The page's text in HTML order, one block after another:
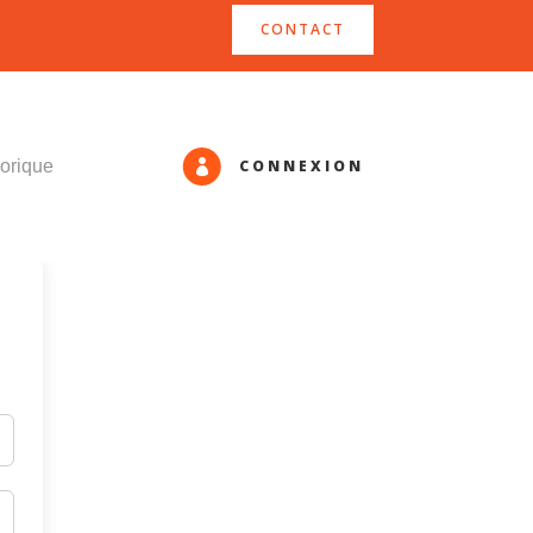
CONTACT
 CONNEXION